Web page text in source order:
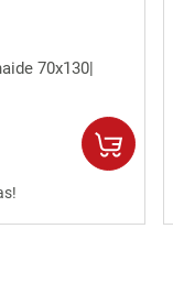
rápida70x130|